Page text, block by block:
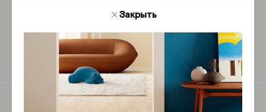
Обратная связь
Закрыть